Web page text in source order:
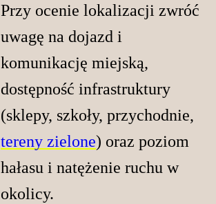
Przy ocenie lokalizacji zwróć
uwagę na dojazd i
komunikację miejską,
dostępność infrastruktury
(sklepy, szkoły, przychodnie,
tereny zielone) oraz poziom
hałasu i natężenie ruchu w
okolicy.